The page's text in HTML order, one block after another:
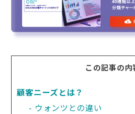
この記事の内
顧客ニーズとは？
ウォンツとの違い